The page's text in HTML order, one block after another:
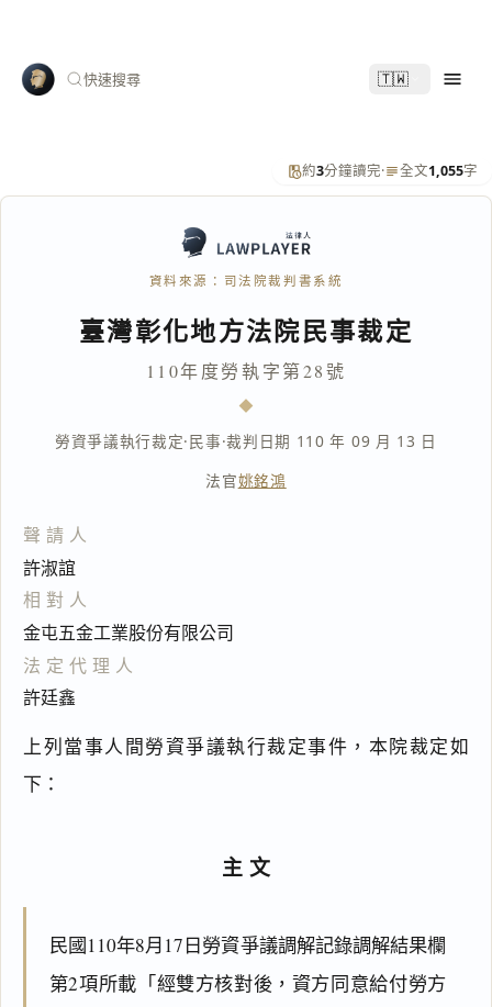
快速搜尋 🇹🇼
約3分鐘讀完· 全文1,055字
資料來源：司法院裁判書系統
臺灣彰化地方法院民事裁定
110年度勞執字第28號
勞資爭議執行裁定·民事·裁判日期 110 年 09 月 13 日
法官姚銘鴻
聲請人
許淑誼
相對人
金屯五金工業股份有限公司
法定代理人
許廷鑫
上列當事人間勞資爭議執行裁定事件，本院裁定如
下：
主文
民國110年8月17日勞資爭議調解記錄調解結果欄
第2項所載「經雙方核對後，資方同意給付勞方